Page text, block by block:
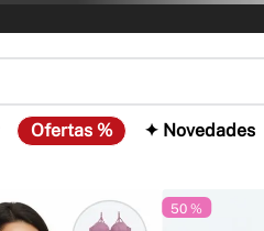
Ofertas % ✦ Novedades
50 %